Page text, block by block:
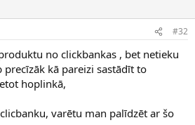
#32
no clickbankas , bet netieku
kā pareizi sastādīt to
hoplinkā,
varētu man palīdzēt ar šo